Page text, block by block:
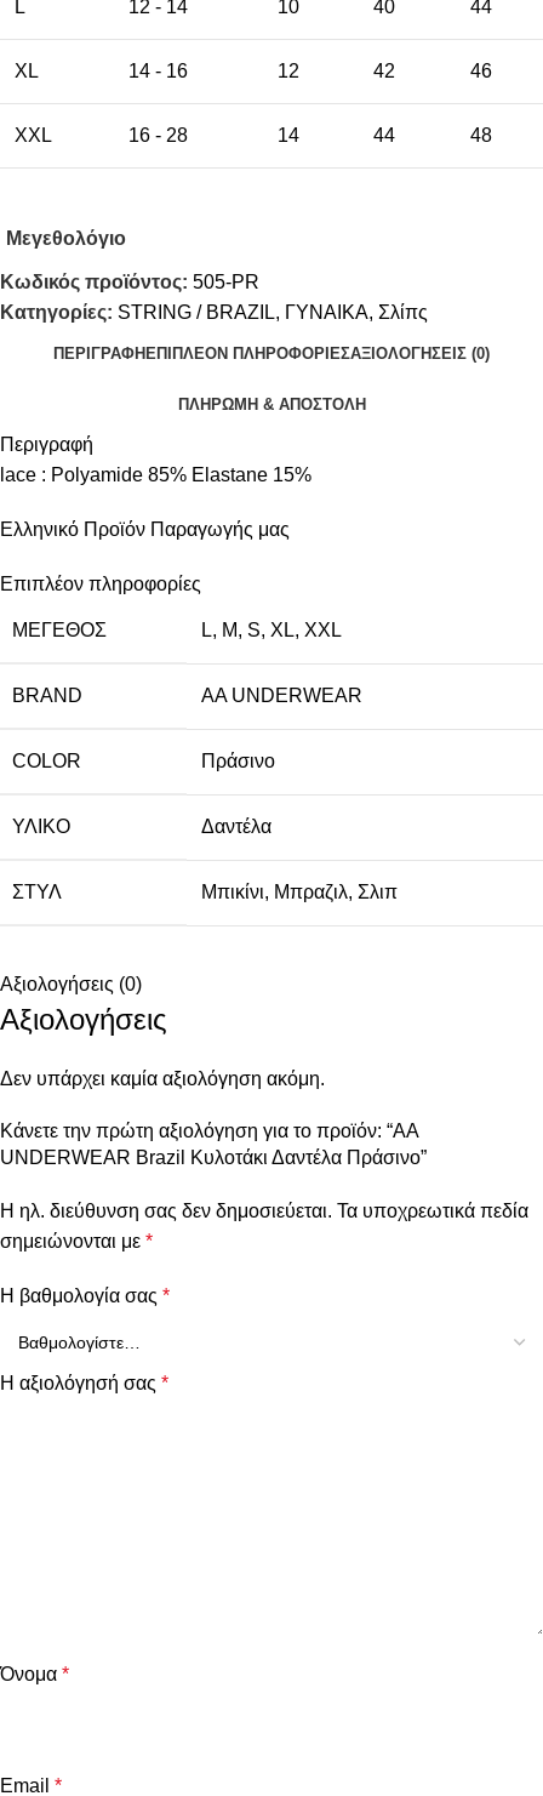
L 12 - 14 10 40 44
XL 14 - 16 12 42 46
XXL 16 - 28 14 44 48
Μεγεθολόγιο
Κωδικός προϊόντος: 505-PR
Κατηγορίες: STRING / BRAZIL, ΓΥΝΑΙΚΑ, Σλίπς
ΠΕΡΙΓΡΑΦΉΕΠΙΠΛΈΟΝ ΠΛΗΡΟΦΟΡΊΕΣΑΞΙΟΛΟΓΉΣΕΙΣ (0)
ΠΛΗΡΩΜΗ & ΑΠΟΣΤΟΛΗ
Περιγραφή
lace : Polyamide 85% Elastane 15%
Ελληνικό Προϊόν Παραγωγής μας
Επιπλέον πληροφορίες
ΜΈΓΕΘΟΣ L, M, S, XL, XXL
BRAND AA UNDERWEAR
COLOR Πράσινο
ΥΛΙΚΌ Δαντέλα
ΣΤΥΛ Μπικίνι, Μπραζιλ, Σλιπ
Αξιολογήσεις (0)
Αξιολογήσεις
Δεν υπάρχει καμία αξιολόγηση ακόμη.
Κάνετε την πρώτη αξιολόγηση για το προϊόν: “AA
UNDERWEAR Brazil Κυλοτάκι Δαντέλα Πράσινο”
Η ηλ. διεύθυνση σας δεν δημοσιεύεται. Τα υποχρεωτικά πεδία
σημειώνονται με *
Η βαθμολογία σας *
Η αξιολόγησή σας *
Όνομα *
Email *